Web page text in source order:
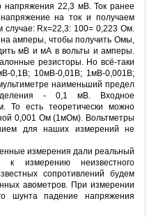
напряжения 22,3 мВ. Ток ранее
на ток и получаем
Rx=22,3: 100= 0,223 Ом.
амперы, чтобы получить Омы,
мВ и мА в вольты и амперы.
резисторы. Но всё-таки
0,1В; 10мВ-0,01В; 1мВ-0,001В;
наименьший предел
- 0,1 мВ. Входное
То есть теоретически можно
0,001 Ом (1мОм). Вольтметры
для наших измерений не
измерения дали реальный
к измерению неизвестного
сопротивлений будем
авометров. При измерении
шунта падение напряжения